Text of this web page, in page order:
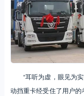
“耳听为虚，眼见为
动挡重卡经受住了用户